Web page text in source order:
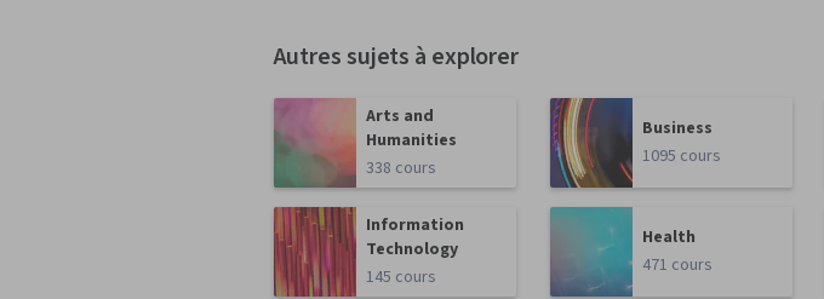
Autres sujets à explorer
Arts and
Humanities
338 cours
Business
1095 cours
Information
Technology
145 cours
Health
471 cours